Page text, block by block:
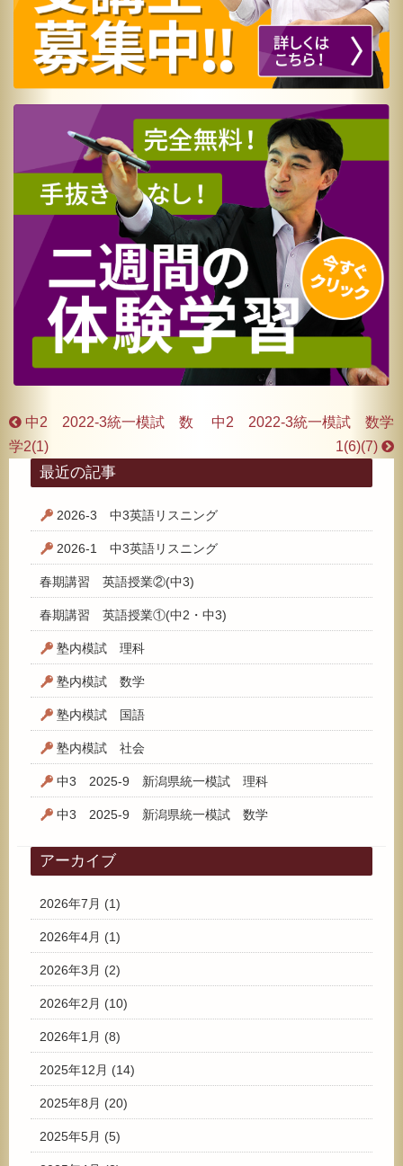
中2 2022-3統一模試 数
学2(1)
中2 2022-3統一模試 数学
1(6)(7)
最近の記事
2026-3 中3英語リスニング
2026-1 中3英語リスニング
春期講習 英語授業②(中3)
春期講習 英語授業①(中2・中3)
塾内模試 理科
塾内模試 数学
塾内模試 国語
塾内模試 社会
中3 2025-9 新潟県統一模試 理科
中3 2025-9 新潟県統一模試 数学
アーカイブ
2026年7月 (1)
2026年4月 (1)
2026年3月 (2)
2026年2月 (10)
2026年1月 (8)
2025年12月 (14)
2025年8月 (20)
2025年5月 (5)